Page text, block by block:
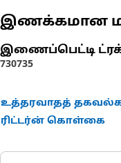
இணக்கமான
இணைப்பெட்டி
730735
உத்தரவாதத்
ரிட்டர்ன் கொள்கை